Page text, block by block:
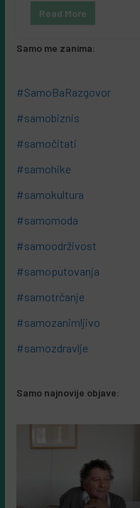
Read More
Samo me zanima:
#SamoBaRazgovor
#samobiznis
#samočitati
#samohike
#samokultura
#samomoda
#samoodrživost
#samoputovanja
#samotrčanje
#samozanimljivo
#samozdravlje
Samo najnovije objave:
#SAMOKULTURA